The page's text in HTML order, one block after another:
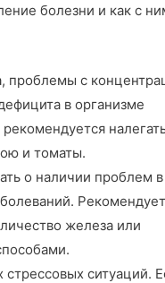
болезни и как с
проблемы с
в организме
и томаты.
о наличии проблем
железа или
ситуаций.